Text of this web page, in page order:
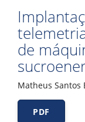
de
Matheus Santos
PDF